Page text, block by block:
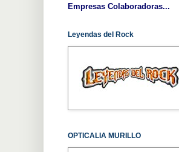
I, Título II de
Empresas Colaboradoras...
Leyendas del Rock
OPTICALIA MURILLO